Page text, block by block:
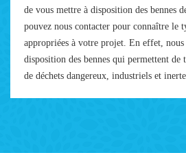
de vous mettre à disposition des bennes
pouvez nous contacter pour connaître le
appropriées à votre projet. En effet,
disposition des bennes qui permettent
de déchets dangereux, industriels et